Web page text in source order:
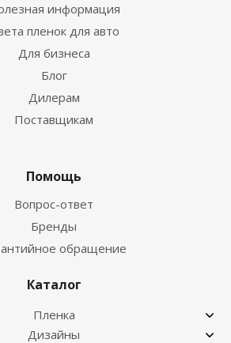
информация
пленок для авто
Для бизнеса
Блог
Дилерам
Поставщикам
Помощь
Вопрос-ответ
Бренды
обращение
Каталог
Пленка
Дизайны